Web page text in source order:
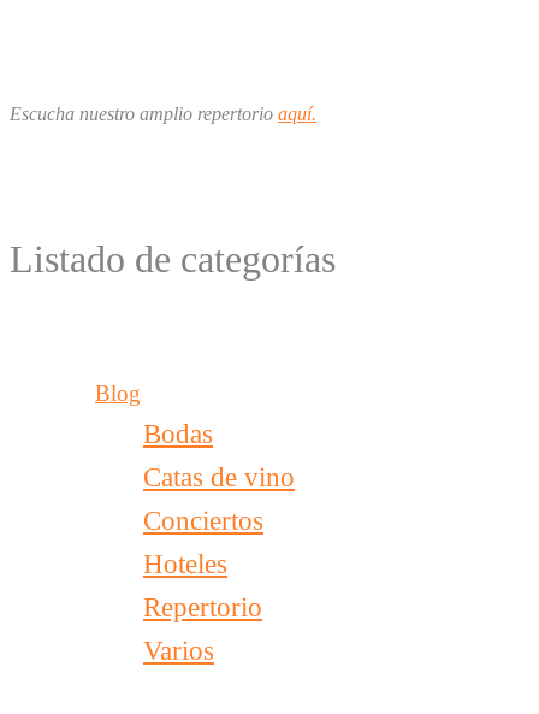
Escucha nuestro amplio repertorio aquí.
Listado de categorías
Blog
Bodas
Catas de vino
Conciertos
Hoteles
Repertorio
Varios